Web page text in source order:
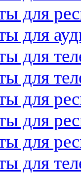
для
для
для
для
для
для
для
для